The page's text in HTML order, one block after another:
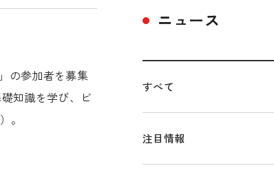
の参加者を募集
知識を学び、ビ
。
ニュース
すべて
注目情報